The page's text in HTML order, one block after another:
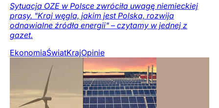
Sytuacja OZE w Polsce zwróciła uwagę niemieckiej
prasy. "Kraj węgla, jakim jest Polska, rozwija
odnawialne źródła energii" – czytamy w jednej z
gazet.
EkonomiaŚwiatKrajOpinie